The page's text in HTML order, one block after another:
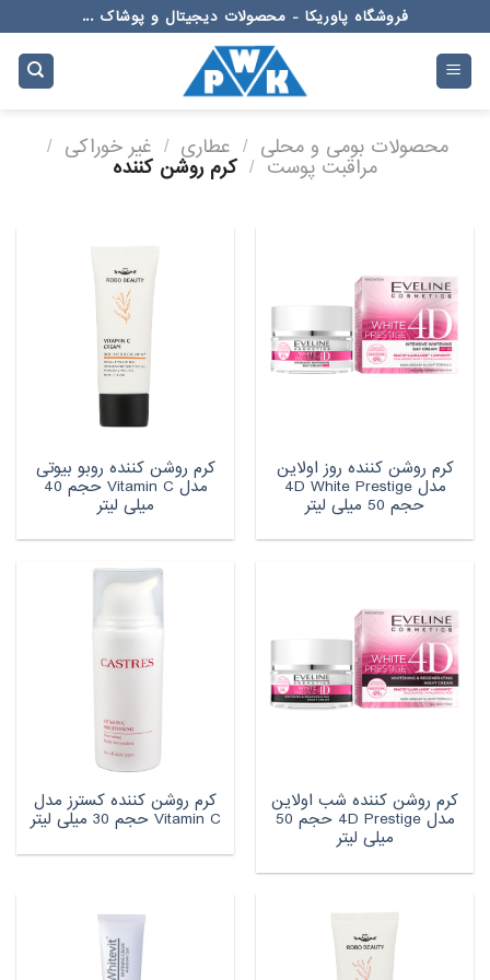
to
content
فروشگاه پاوریکا - محصولات دیجیتال و پوشاک ...
محصولات بومی و محلی / عطاری / غیر خوراکی /
مراقبت پوست / کرم روشن کننده
کرم روشن کننده روز اولاین
مدل 4D White Prestige
حجم 50 میلی لیتر
کرم روشن کننده روبو بیوتی
مدل Vitamin C حجم 40
میلی لیتر
کرم روشن کننده شب اولاین
مدل 4D Prestige حجم 50
میلی لیتر
کرم روشن کننده کسترز مدل
Vitamin C حجم 30 میلی لیتر